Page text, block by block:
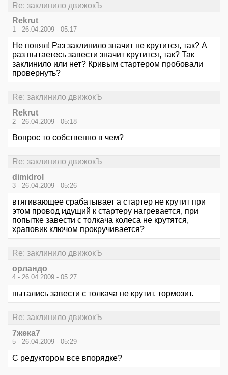
Re: заклинило движокЪ
Rekrut
1 - 26.04.2009 - 05:17
Не понял! Раз заклинило значит не крутится, так? А
раз пытаетесь завести значит крутится, так? Так
заклинило или нет? Кривым стартером пробовали
провернуть?
Re: заклинило движокЪ
Rekrut
2 - 26.04.2009 - 05:18
Вопрос то собственно в чем?
Re: заклинило движокЪ
dimidrol
3 - 26.04.2009 - 05:26
втягивающее срабатывает а стартер не крутит при
этом провод идущий к стартеру нагревается, при
попытке завести с толкача колеса не крутятся,
храповик ключом прокручивается?
Re: заклинило движокЪ
орландо
4 - 26.04.2009 - 05:27
пытались завести с толкача не крутит, тормозит.
Re: заклинило движокЪ
7жека7
5 - 26.04.2009 - 05:29
С редуктором все впорядке?